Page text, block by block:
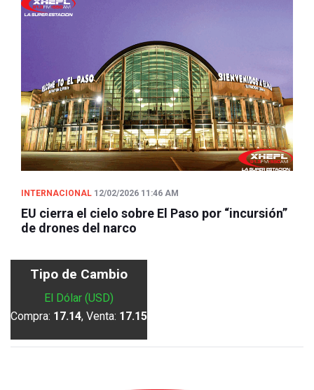
INTERNACIONAL 12/02/2026 11:46 AM
EU cierra el cielo sobre El Paso por “incursión”
de drones del narco
Tipo de Cambio
El Dólar (USD)
Compra: 17.14, Venta: 17.15